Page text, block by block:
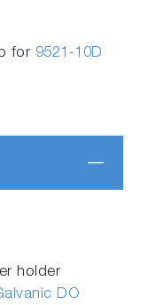
for 9521-10D
holder
DO